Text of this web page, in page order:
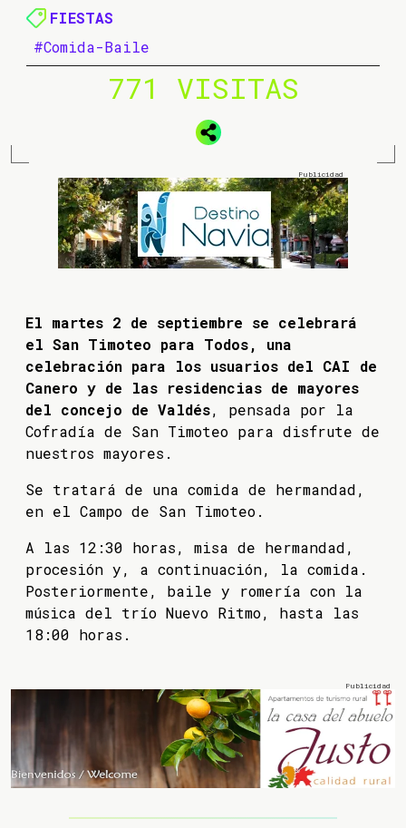
FIESTAS
#Comida-Baile
771 VISITAS
El martes 2 de septiembre se celebrará
el San Timoteo para Todos, una
celebración para los usuarios del CAI de
Canero y de las residencias de mayores
del concejo de Valdés, pensada por la
Cofradía de San Timoteo para disfrute de
nuestros mayores.
Se tratará de una comida de hermandad,
en el Campo de San Timoteo.
A las 12:30 horas, misa de hermandad,
procesión y, a continuación, la comida.
Posteriormente, baile y romería con la
música del trío Nuevo Ritmo, hasta las
18:00 horas.